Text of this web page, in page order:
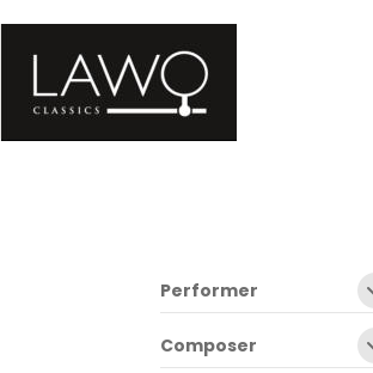
Performer
Composer